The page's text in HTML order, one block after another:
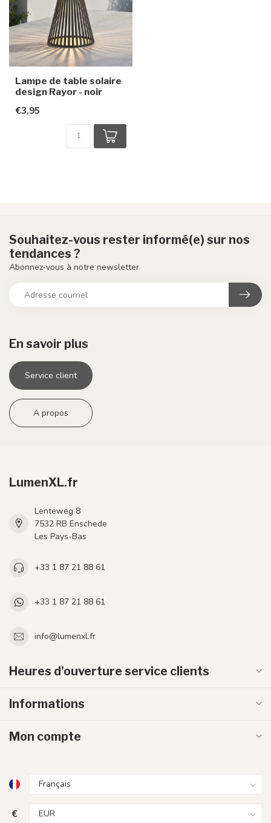
Lampe de table solaire
design Rayor - noir
€3,95
En savoir plus
Service client
A propos
Souhaitez-vous rester informé(e) sur nos
tendances ?
Abonnez-vous à notre newsletter
LumenXL.fr
Lenteweg 8
7532 RB Enschede
Les Pays-Bas
+33 1 87 21 88 61
+33 1 87 21 88 61
info@lumenxl.fr
Heures d'ouverture service clients
Informations
Mon compte
€